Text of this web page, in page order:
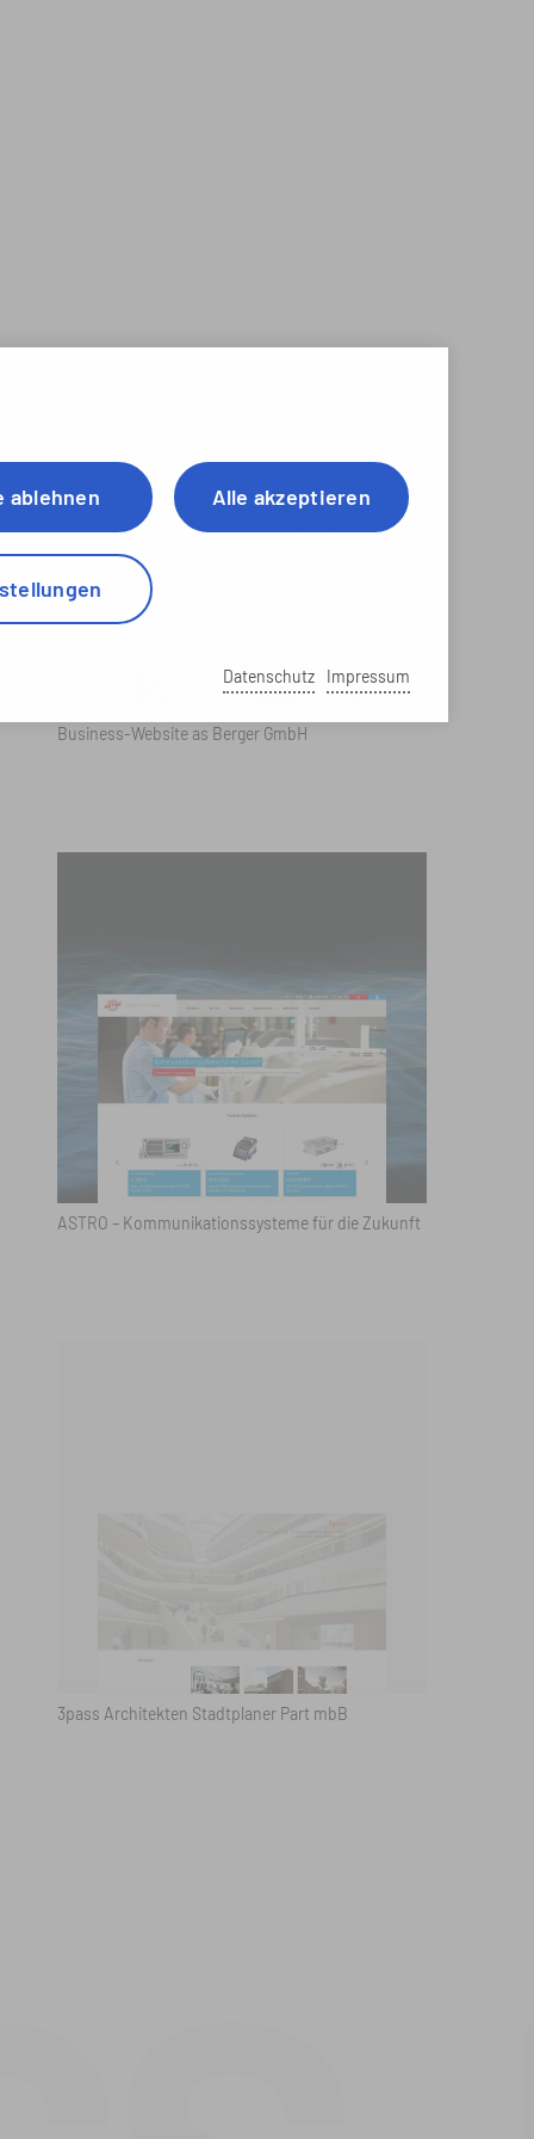
Business-Website as Berger GmbH
ASTRO – Kommunikationssysteme für die Zukunft
3pass Architekten Stadtplaner Part mbB
Datenschutz Impressum
ablehnen Alle akzeptieren